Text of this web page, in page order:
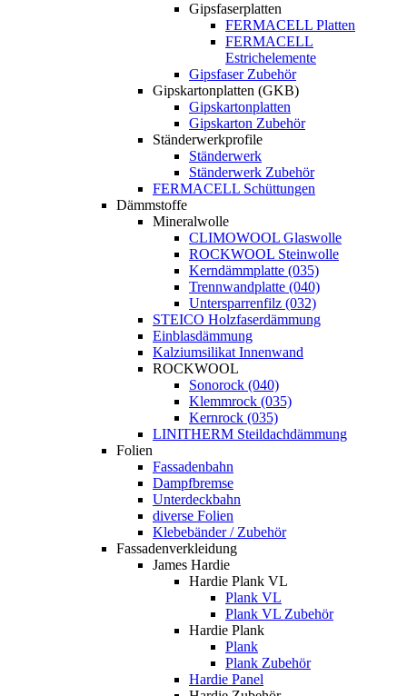
Gipsfaserplatten
FERMACELL Platten
FERMACELL
Estrichelemente
Gipsfaser Zubehör
Gipskartonplatten (GKB)
Gipskartonplatten
Gipskarton Zubehör
Ständerwerkprofile
Ständerwerk
Ständerwerk Zubehör
FERMACELL Schüttungen
Dämmstoffe
Mineralwolle
CLIMOWOOL Glaswolle
ROCKWOOL Steinwolle
Kerndämmplatte (035)
Trennwandplatte (040)
Untersparrenfilz (032)
STEICO Holzfaserdämmung
Einblasdämmung
Kalziumsilikat Innenwand
ROCKWOOL
Sonorock (040)
Klemmrock (035)
Kernrock (035)
LINITHERM Steildachdämmung
Folien
Fassadenbahn
Dampfbremse
Unterdeckbahn
diverse Folien
Klebebänder / Zubehör
Fassadenverkleidung
James Hardie
Hardie Plank VL
Plank VL
Plank VL Zubehör
Hardie Plank
Plank
Plank Zubehör
Hardie Panel